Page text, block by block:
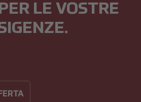
LE VOSTRE